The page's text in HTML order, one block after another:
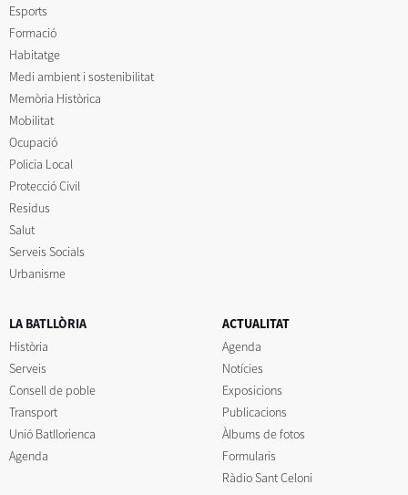
Esports
Formació
Habitatge
Medi ambient i sostenibilitat
Memòria Històrica
Mobilitat
Ocupació
Policia Local
Protecció Civil
Residus
Salut
Serveis Socials
Urbanisme
LA BATLLÒRIA
Història
Serveis
Consell de poble
Transport
Unió Batllorienca
Agenda
ACTUALITAT
Agenda
Notícies
Exposicions
Publicacions
Àlbums de fotos
Formularis
Ràdio Sant Celoni